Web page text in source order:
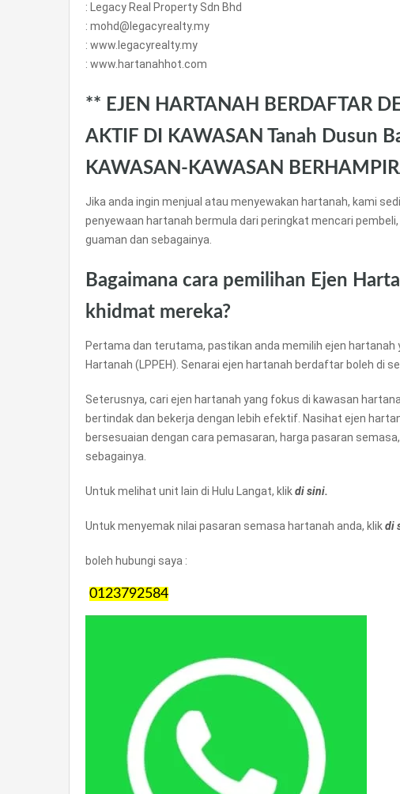
: Legacy Real Property Sdn Bhd
: mohd@legacyrealty.my
: www.legacyrealty.my
: www.hartanahhot.com
** EJEN HARTANAH BERDAFTAR
AKTIF DI KAWASAN Tanah Dusun
KAWASAN-KAWASAN
Jika anda ingin menjual atau menyewakan hartanah, kami
penyewaan hartanah bermula dari peringkat mencari
guaman dan sebagainya.
Bagaimana cara pemilihan Ejen
khidmat mereka?
Pertama dan terutama, pastikan anda memilih ejen
Hartanah (LPPEH). Senarai ejen hartanah berdaftar boleh di
Seterusnya, cari ejen hartanah yang fokus di kawasan
bertindak dan bekerja dengan lebih efektif. Nasihat ejen
bersesuaian dengan cara pemasaran, harga pasaran
sebagainya.
Untuk melihat unit lain di Hulu Langat, klikdi sini.
Untuk menyemak nilai pasaran semasa hartanah anda, klikdi
boleh hubungi saya :
0123792584